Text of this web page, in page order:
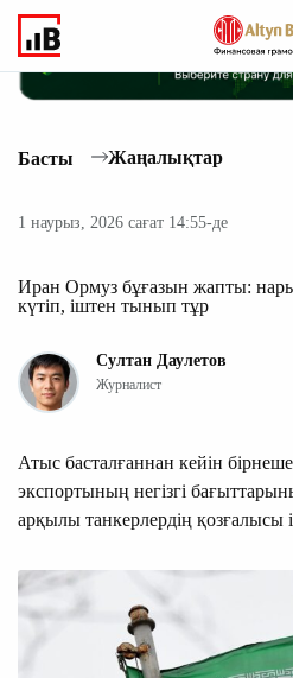
Басты Жаңалықтар
1 наурыз, 2026 сағат 14:55-де
Иран Ормуз бұғазын жапты:
күтіп, іштен тынып тұр
Султан Даулетов
Журналист
Атыс басталғаннан кейін
экспортының негізгі
арқылы танкерлердің қозғалысы